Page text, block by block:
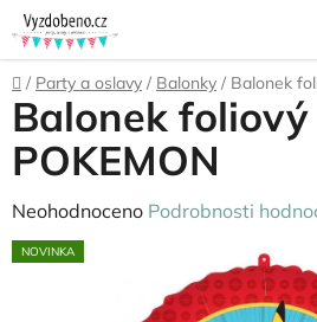
Přejít
na
obsah
Domů
/ Party a oslavy / Balonky / Balonek
Balonek foliový
POKEMON
Průměrné
hodnocení
Neohodnoceno Podrobnosti
NOVINKA